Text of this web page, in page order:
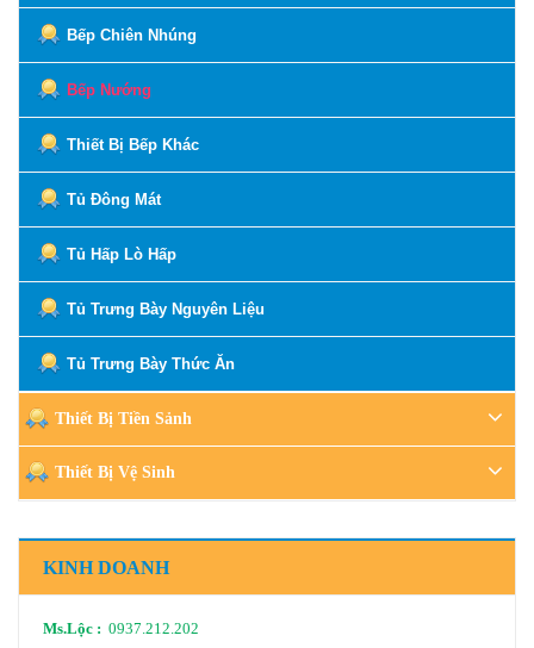
Bếp Chiên Nhúng
Bếp Nướng
Thiết Bị Bếp Khác
Tủ Đông Mát
Tủ Hấp Lò Hấp
Tủ Trưng Bày Nguyên Liệu
Tủ Trưng Bày Thức Ăn
Thiết Bị Tiền Sảnh
Thiết Bị Vệ Sinh
KINH DOANH
Ms.Lộc : 0937.212.202